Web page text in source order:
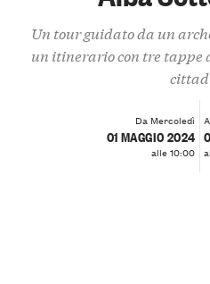
Un tour guidato da un
un itinerario con tre tappe
Da Mercoledì
01 MAGGIO 2024
alle 10:00